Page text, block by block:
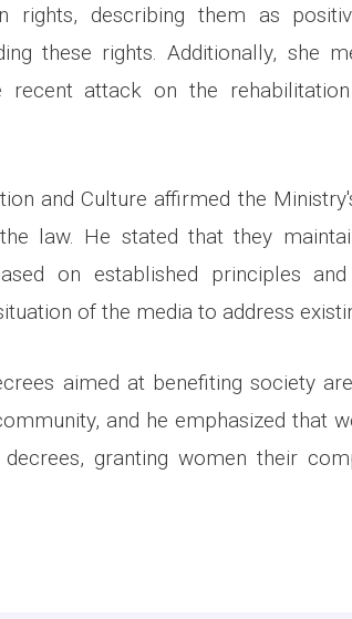
rights, describing them as
these rights. Additionally, she
recent attack on the
and Culture affirmed the
law. He stated that they
on established principles
of the media to address
aimed at benefiting society
and he emphasized that
granting women their